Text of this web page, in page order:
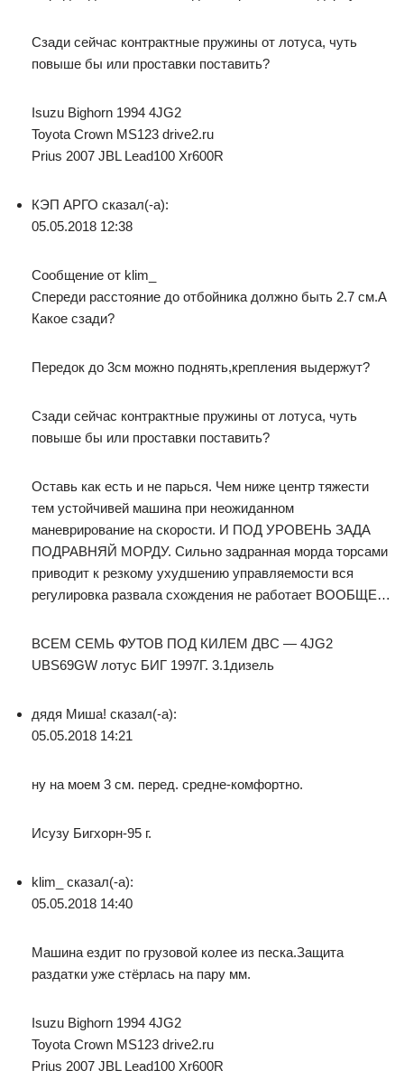
Сзади сейчас контрактные пружины от лотуса, чуть
повыше бы или проставки поставить?
Isuzu Bighorn 1994 4JG2
Toyota Crown MS123 drive2.ru
Prius 2007 JBL Lead100 Xr600R
КЭП АРГО сказал(-а):
05.05.2018 12:38
Сообщение от klim_
Спереди расстояние до отбойника должно быть 2.7 см.А
Какое сзади?
Передок до 3см можно поднять,крепления выдержут?
Сзади сейчас контрактные пружины от лотуса, чуть
повыше бы или проставки поставить?
Оставь как есть и не парься. Чем ниже центр тяжести
тем устойчивей машина при неожиданном
маневрирование на скорости. И ПОД УРОВЕНЬ ЗАДА
ПОДРАВНЯЙ МОРДУ. Сильно задранная морда торсами
приводит к резкому ухудшению управляемости вся
регулировка развала схождения не работает ВООБЩЕ…
ВСЕМ СЕМЬ ФУТОВ ПОД КИЛЕМ ДВС — 4JG2
UBS69GW лотус БИГ 1997Г. 3.1дизель
дядя Миша! сказал(-а):
05.05.2018 14:21
ну на моем 3 см. перед. средне-комфортно.
Исузу Бигхорн-95 г.
klim_ сказал(-а):
05.05.2018 14:40
Машина ездит по грузовой колее из песка.Защита
раздатки уже стёрлась на пару мм.
Isuzu Bighorn 1994 4JG2
Toyota Crown MS123 drive2.ru
Prius 2007 JBL Lead100 Xr600R